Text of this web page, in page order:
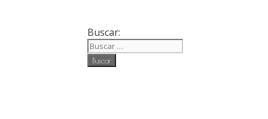
Buscar: